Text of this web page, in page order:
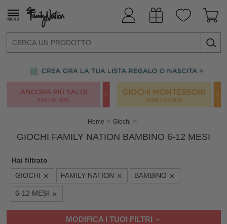
Home Giochi
GIOCHI FAMILY NATION BAMBINO 6-12 MESI
Hai filtrato
GIOCHI FAMILY NATION BAMBINO
6-12 MESI
MODIFICA I TUOI FILTRI